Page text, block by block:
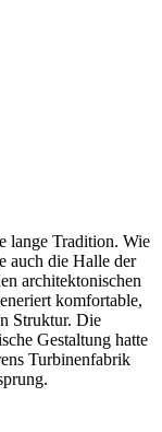
lange Tradition. Wie
auch die Halle der
architektonischen
komfortable,
Struktur. Die
Gestaltung hatte
Turbinenfabrik